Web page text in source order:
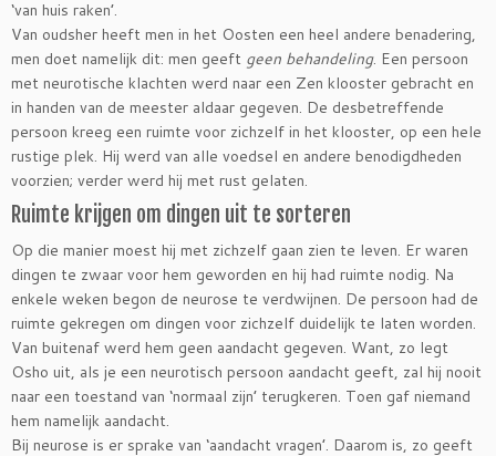
‘van huis raken’.
Van oudsher heeft men in het Oosten een heel andere benadering,
men doet namelijk dit: men geeft geen behandeling. Een persoon
met neurotische klachten werd naar een Zen klooster gebracht en
in handen van de meester aldaar gegeven. De desbetreffende
persoon kreeg een ruimte voor zichzelf in het klooster, op een hele
rustige plek. Hij werd van alle voedsel en andere benodigdheden
voorzien; verder werd hij met rust gelaten.
Ruimte krijgen om dingen uit te sorteren
Op die manier moest hij met zichzelf gaan zien te leven. Er waren
dingen te zwaar voor hem geworden en hij had ruimte nodig. Na
enkele weken begon de neurose te verdwijnen. De persoon had de
ruimte gekregen om dingen voor zichzelf duidelijk te laten worden.
Van buitenaf werd hem geen aandacht gegeven. Want, zo legt
Osho uit, als je een neurotisch persoon aandacht geeft, zal hij nooit
naar een toestand van ‘normaal zijn’ terugkeren. Toen gaf niemand
hem namelijk aandacht.
Bij neurose is er sprake van ‘aandacht vragen’. Daarom is, zo geeft